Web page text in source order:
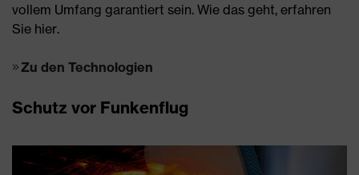
vollem Umfang garantiert sein. Wie das geht, erfahren
Sie hier.
Zu den Technologien
Schutz vor Funkenflug